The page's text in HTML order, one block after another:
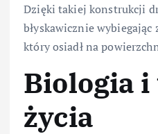
Dzięki takiej konstrukcji
błyskawicznie wybiegając
który osiadł na
Biologia
życia